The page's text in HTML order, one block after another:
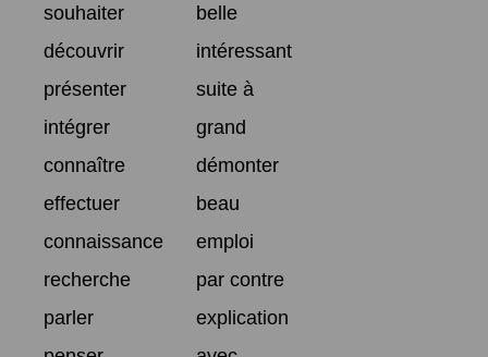
souhaiter
belle
découvrir
intéressant
présenter
suite à
intégrer
grand
connaître
démonter
effectuer
beau
connaissance
emploi
recherche
par contre
parler
explication